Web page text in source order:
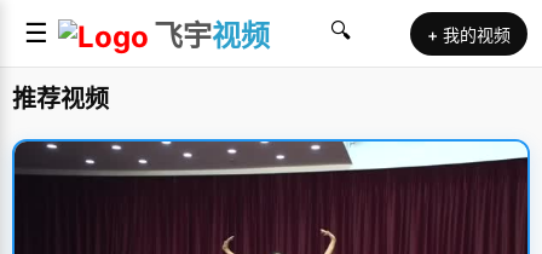
☰ 飞宇视频 🔍 + 我的视频
推荐视频